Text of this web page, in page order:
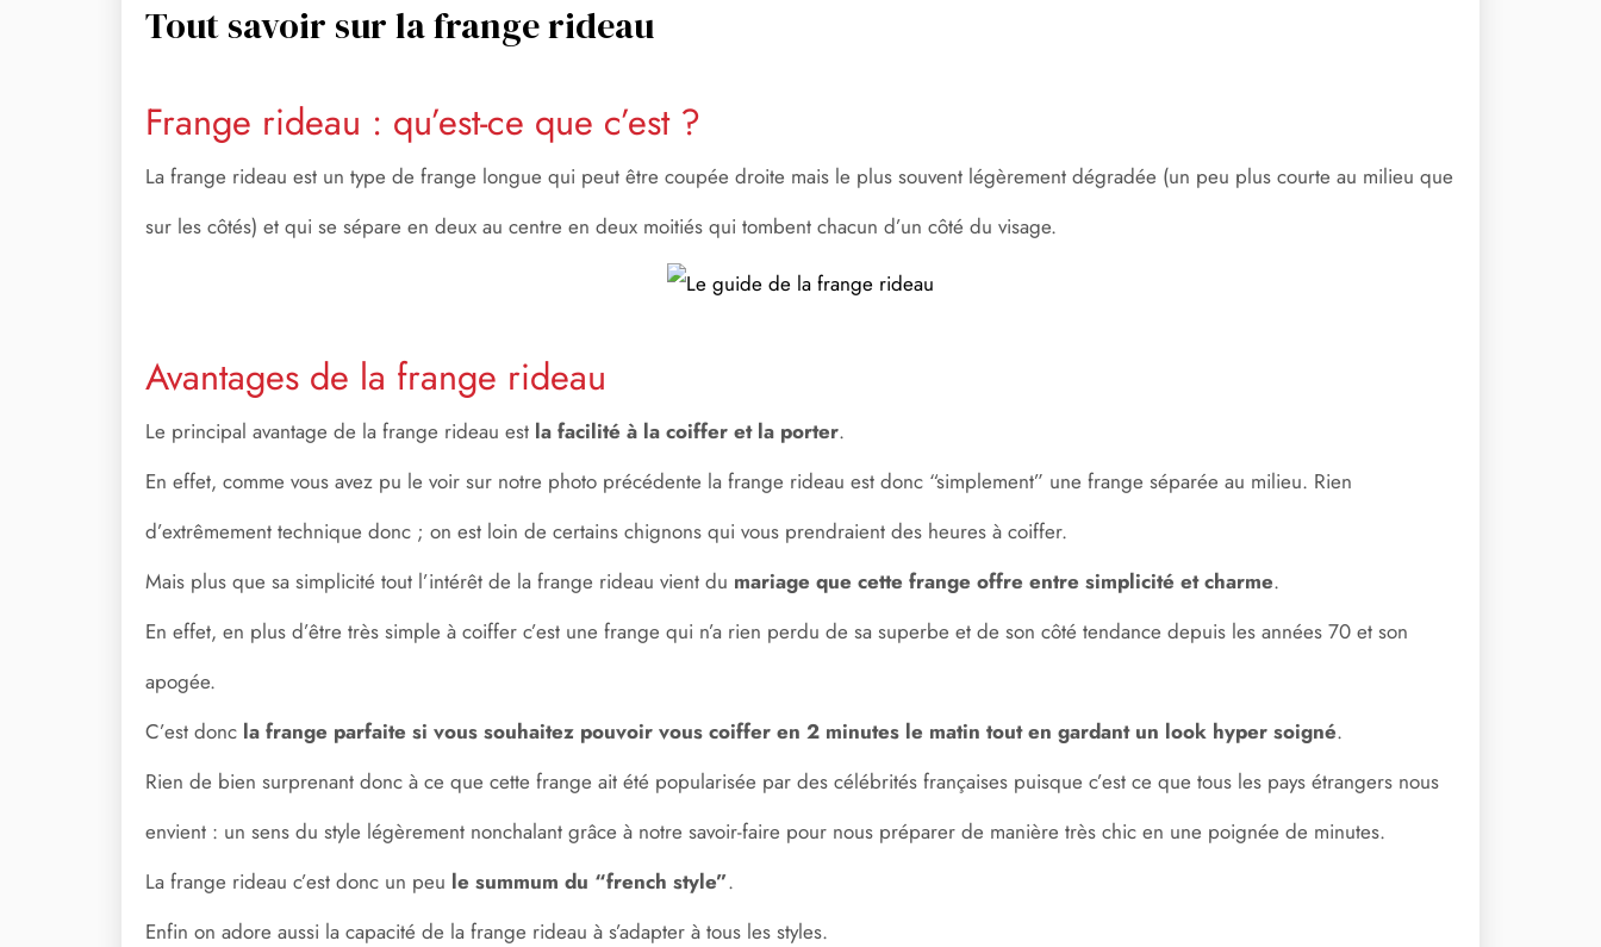
Tout savoir sur la frange rideau
Frange rideau : qu’est-ce que c’est ?
La frange rideau est un type de frange longue qui peut être coupée droite mais le plus souvent légèrement dégradée (un peu plus courte au milieu que
sur les côtés) et qui se sépare en deux au centre en deux moitiés qui tombent chacun d’un côté du visage.
Avantages de la frange rideau
Le principal avantage de la frange rideau est la facilité à la coiffer et la porter.
En effet, comme vous avez pu le voir sur notre photo précédente la frange rideau est donc “simplement” une frange séparée au milieu. Rien
d’extrêmement technique donc ; on est loin de certains chignons qui vous prendraient des heures à coiffer.
Mais plus que sa simplicité tout l’intérêt de la frange rideau vient du mariage que cette frange offre entre simplicité et charme.
En effet, en plus d’être très simple à coiffer c’est une frange qui n’a rien perdu de sa superbe et de son côté tendance depuis les années 70 et son
apogée.
C’est donc la frange parfaite si vous souhaitez pouvoir vous coiffer en 2 minutes le matin tout en gardant un look hyper soigné.
Rien de bien surprenant donc à ce que cette frange ait été popularisée par des célébrités françaises puisque c’est ce que tous les pays étrangers nous
envient : un sens du style légèrement nonchalant grâce à notre savoir-faire pour nous préparer de manière très chic en une poignée de minutes.
La frange rideau c’est donc un peu le summum du “french style”.
Enfin on adore aussi la capacité de la frange rideau à s’adapter à tous les styles.